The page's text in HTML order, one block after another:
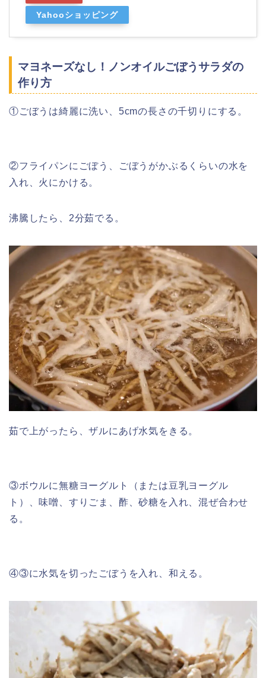
Yahooショッピング
マヨネーズなし！ノンオイルごぼうサラダの
作り方
①ごぼうは綺麗に洗い、5cmの長さの千切りにする。
②フライパンにごぼう、ごぼうがかぶるくらいの水を
入れ、火にかける。
沸騰したら、2分茹でる。
茹で上がったら、ザルにあげ水気をきる。
③ボウルに無糖ヨーグルト（または豆乳ヨーグル
ト）、味噌、すりごま、酢、砂糖を入れ、混ぜ合わせ
る。
④③に水気を切ったごぼうを入れ、和える。